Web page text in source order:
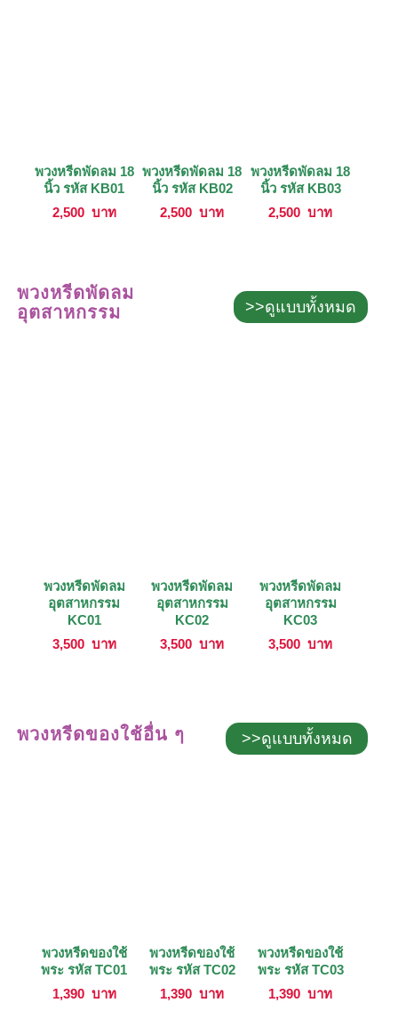
พวงหรีดพัดลม 18
นิ้ว รหัส KB01
2,500 บาท
พวงหรีดพัดลม 18
นิ้ว รหัส KB02
2,500 บาท
พวงหรีดพัดลม 18
นิ้ว รหัส KB03
2,500 บาท
พวงหรีดพัดลม
อุตสาหกรรม
>>ดูแบบทั้งหมด
พวงหรีดพัดลม
อุตสาหกรรม
KC01
3,500 บาท
พวงหรีดพัดลม
อุตสาหกรรม
KC02
3,500 บาท
พวงหรีดพัดลม
อุตสาหกรรม
KC03
3,500 บาท
พวงหรีดของใช้อื่น ๆ >>ดูแบบทั้งหมด
พวงหรีดของใช้
พระ รหัส TC01
1,390 บาท
พวงหรีดของใช้
พระ รหัส TC02
1,390 บาท
พวงหรีดของใช้
พระ รหัส TC03
1,390 บาท